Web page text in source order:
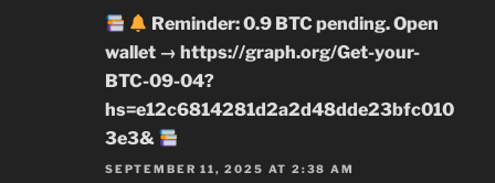
Reminder: 0.9 BTC pending. Open
wallet → https://graph.org/Get-your-
BTC-09-04?
hs=e12c6814281d2a2d48dde23bfc010
3e3&
SEPTEMBER 11, 2025 AT 2:38 AM